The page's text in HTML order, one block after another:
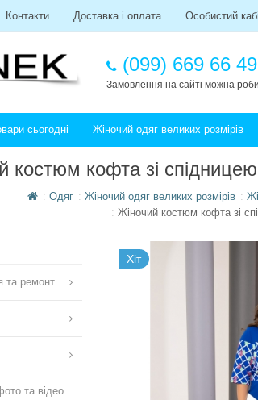
Контакти Доставка і оплата Особистий
(099) 669 66 49
Замовлення на сайті можна
сьогодні Жіночий одяг великих розмірів
костюм кофта зі
Одяг Жіночий одяг великих розмірів
Жіночий костюм кофта зі
та ремонт
та відео
Хіт